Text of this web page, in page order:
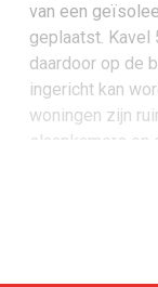
van een
geplaatst. Kavel
daardoor op de
ingericht kan
wo­ningen zijn
slaapkamers en